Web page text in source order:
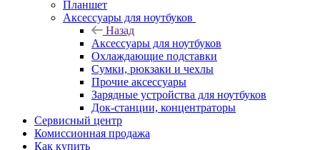
Планшет
Аксессуары для ноутбуков
Назад
Аксессуары для ноутбуков
Охлаждающие подставки
Сумки, рюкзаки и чехлы
Прочие аксессуары
Зарядные устройства для ноутбуков
Док-станции, концентраторы
Сервисный центр
Комиссионная продажа
Как купить